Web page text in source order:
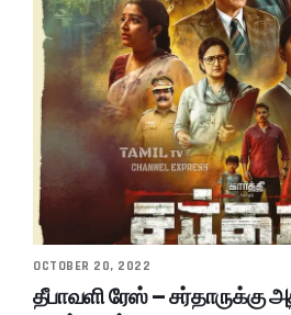
OCTOBER 20, 2022
தீபாவளி ரேஸ் – சர்தாருக்கு